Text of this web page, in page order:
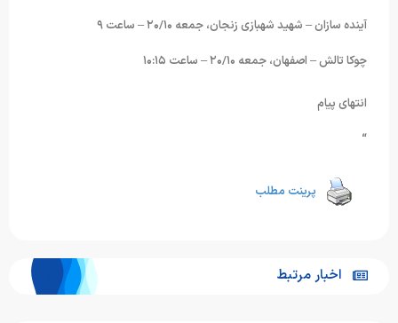
آینده سازان – شهید شهبازی زنجان، جمعه ۲۰/۱۰ – ساعت ۹
چوکا تالش – اصفهان، جمعه ۲۰/۱۰ – ساعت ۱۰:۱۵
انتهای پیام
“
پرینت مطلب
اخبار مرتبط